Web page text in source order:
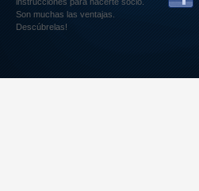
Son muchas las ventajas.
Descúbrelas!